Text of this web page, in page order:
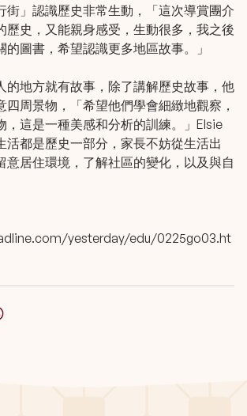
街」認識歷史非常生動，「這次導賞團介
歷史，又能親身感受，生動很多，我之後
圖書，希望認識更多地區故事。」
的地方就有故事，除了講解歷史故事，他
四周景物，「希望他們學會細緻地觀察，
，這是一種美感和分析的訓練。」Elsie
活都是歷史一部分，家長不妨從生活出
意居住環境，了解社區的變化，以及與自
yesterday/edu/0225go03.ht